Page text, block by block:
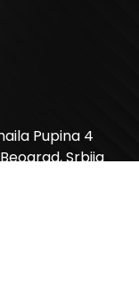
Pupina 4
Beograd, Srbija